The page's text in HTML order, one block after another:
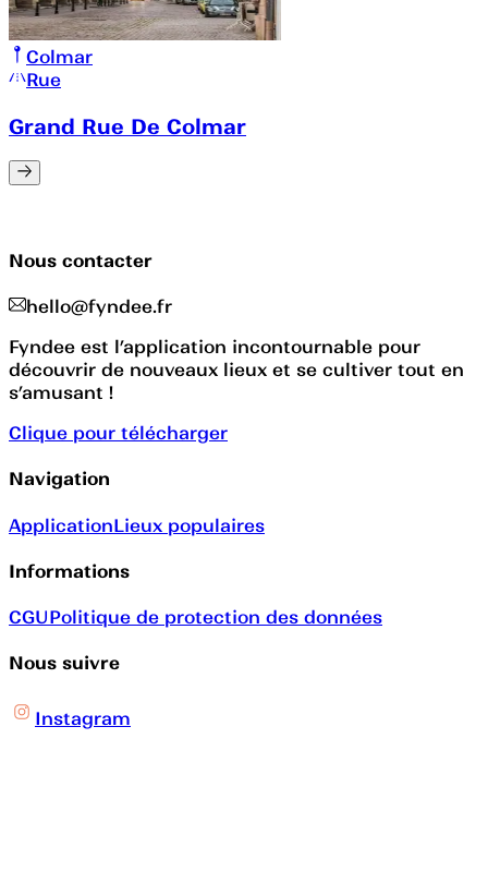
Colmar
Rue
Grand Rue De Colmar
Nous contacter
hello@fyndee.fr
Fyndee est l’application incontournable pour
découvrir de nouveaux lieux et se cultiver tout en
s’amusant !
Clique pour télécharger
Navigation
ApplicationLieux populaires
Informations
CGUPolitique de protection des données
Nous suivre
Instagram